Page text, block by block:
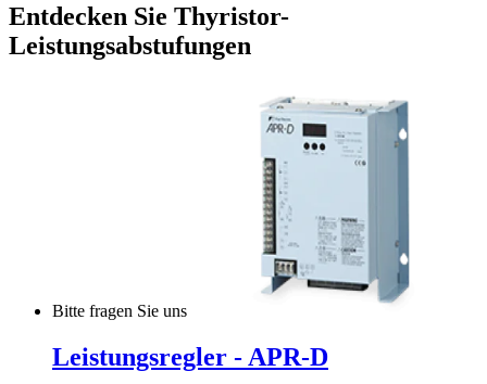
Entdecken Sie Thyristor-
Leistungsabstufungen
Bitte fragen Sie uns
Leistungsregler - APR-D